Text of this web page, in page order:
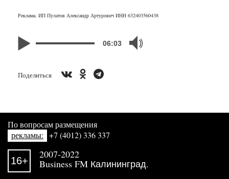
Реклама. ИП Пулатов Александр Артурович ИНН 632403560438
06:03
Поделиться
По вопросам размещения
рекламы: +7 (4012) 336 337
16+
2007-2022
Business FM Калининград.